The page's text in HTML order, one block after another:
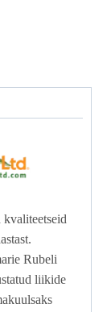
kvaliteetseid
Rubeli
liikide